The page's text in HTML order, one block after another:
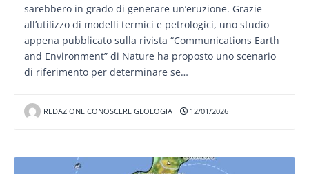
sarebbero in grado di generare un’eruzione. Grazie
all’utilizzo di modelli termici e petrologici, uno studio
appena pubblicato sulla rivista “Communications Earth
and Environment” di Nature ha proposto uno scenario
di riferimento per determinare se…
REDAZIONE CONOSCERE GEOLOGIA 12/01/2026